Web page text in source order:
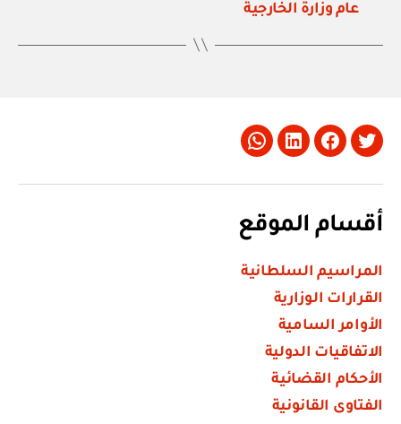
عام وزارة الخارجية
Twitter
Facebook
LinkedIn
Whatsapp
أقسام الموقع
المراسيم السلطانية
القرارات الوزارية
الأوامر السامية
الاتفاقيات الدولية
الأحكام القضائية
الفتاوى القانونية